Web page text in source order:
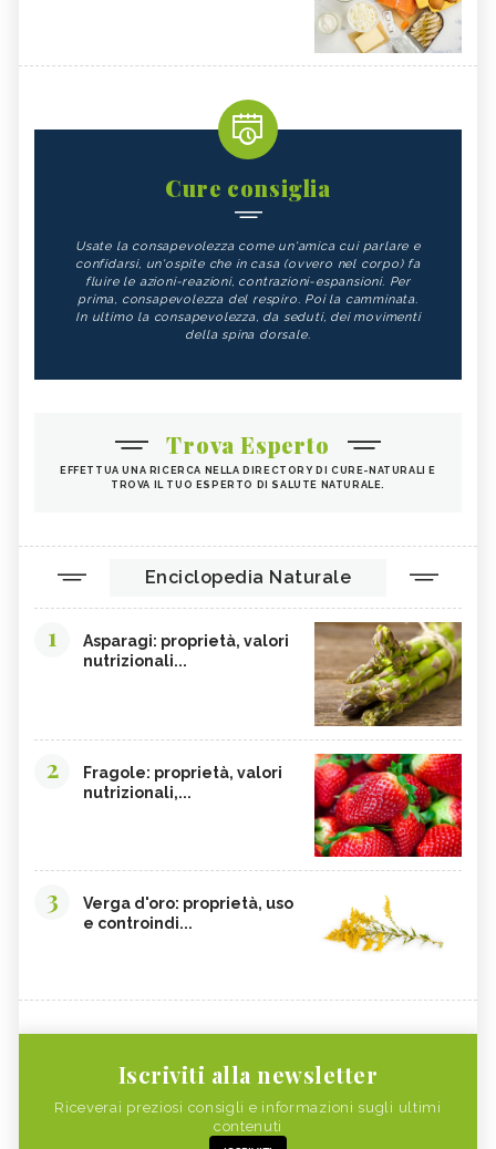
Cure consiglia
Usate la consapevolezza come un'amica cui parlare e
confidarsi, un'ospite che in casa (ovvero nel corpo) fa
fluire le azioni-reazioni, contrazioni-espansioni. Per
prima, consapevolezza del respiro. Poi la camminata.
In ultimo la consapevolezza, da seduti, dei movimenti
della spina dorsale.
Trova Esperto
EFFETTUA UNA RICERCA NELLA DIRECTORY DI CURE-NATURALI E
TROVA IL TUO ESPERTO DI SALUTE NATURALE.
Enciclopedia Naturale
1
Asparagi: proprietà, valori
nutrizionali...
2
Fragole: proprietà, valori
nutrizionali,...
3
Verga d'oro: proprietà, uso
e controindi...
Iscriviti alla newsletter
Riceverai preziosi consigli e informazioni sugli ultimi
contenuti